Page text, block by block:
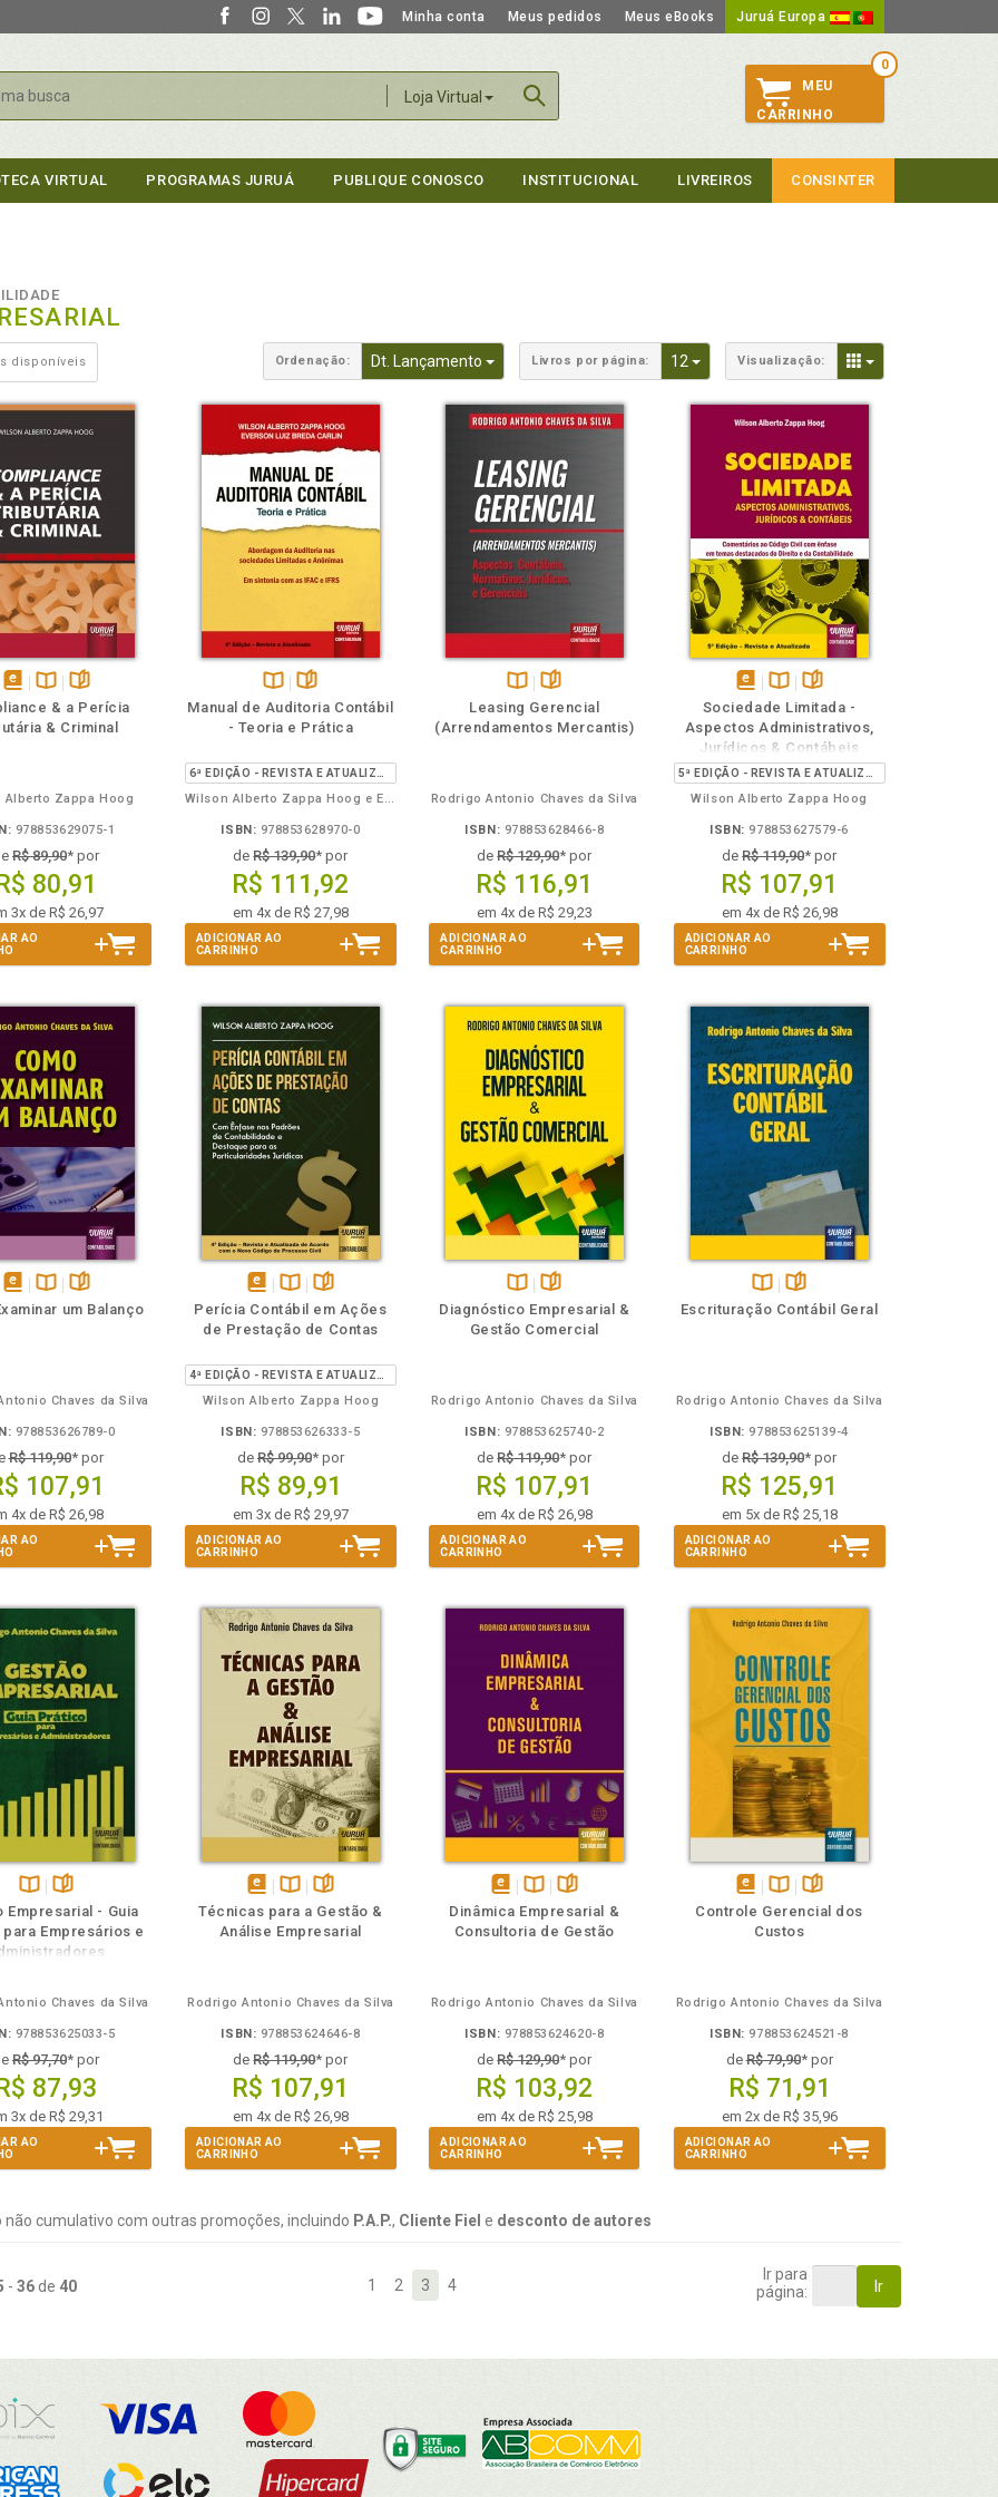
Minha conta Meus pedidos Meus eBooks Juruá Europa
Loja Virtual
0
MEU
CARRINHO
VIRTUAL PROGRAMAS JURUÁ PUBLIQUE CONOSCO INSTITUCIONAL LIVREIROS CONSINTER
disponíveis Ordenação: Dt. Lançamento Toggle Dropdown
Livros por página: 12 Toggle Dropdown
Visualização: Toggle Dropdown
disponível
em
Disponível
na
páginas
& a Perícia
& Criminal
Alberto Zappa Hoog
978853629075-1
R$ 89,90* por
R$ 80,91
3x de R$ 26,97
AO
Disponível
na
páginas
Manual de Auditoria Contábil
- Teoria e Prática
Wilson Alberto Zappa Hoog e Everson Luiz Breda Carlin
ISBN: 978853628970-0
deR$ 139,90* por
R$ 111,92
em 4x de R$ 27,98
ADICIONAR AO
CARRINHO
Disponível
na
páginas
Leasing Gerencial
(Arrendamentos Mercantis)
Rodrigo Antonio Chaves da Silva
ISBN: 978853628466-8
deR$ 129,90* por
R$ 116,91
em 4x de R$ 29,23
ADICIONAR AO
CARRINHO
disponível
em
eBook
Disponível
na
B.V.
Folheie
páginas
Sociedade Limitada -
Aspectos Administrativos,
Jurídicos & Contábeis
Wilson Alberto Zappa Hoog
ISBN: 978853627579-6
deR$ 119,90* por
R$ 107,91
em 4x de R$ 26,98
ADICIONAR AO
CARRINHO
disponívelDisponível
páginas
um Balanço
Chaves da Silva
978853626789-0
R$ 119,90* por
107,91
4x de R$ 26,98
AO
disponível
em
Disponível
na
páginas
Perícia Contábil em Ações
de Prestação de Contas
Wilson Alberto Zappa Hoog
ISBN: 978853626333-5
de R$ 99,90* por
R$ 89,91
em 3x de R$ 29,97
ADICIONAR AO
CARRINHO
Disponível
na
páginas
Diagnóstico Empresarial &
Gestão Comercial
Rodrigo Antonio Chaves da Silva
ISBN: 978853625740-2
deR$ 119,90* por
R$ 107,91
em 4x de R$ 26,98
ADICIONAR AO
CARRINHO
Disponível
Folheie
páginas
Escrituração Contábil Geral
Rodrigo Antonio Chaves da Silva
ISBN: 978853625139-4
deR$ 139,90* por
R$ 125,91
em 5x de R$ 25,18
ADICIONAR AO
CARRINHO
Disponível
na
B.V.
páginas
Empresarial - Guia
Empresários e
Chaves da Silva
978853625033-5
R$ 97,70* por
R$ 87,93
3x de R$ 29,31
AO
disponível
em
Disponível
na
páginas
Técnicas para a Gestão &
Análise Empresarial
Rodrigo Antonio Chaves da Silva
ISBN: 978853624646-8
deR$ 119,90* por
R$ 107,91
em 4x de R$ 26,98
ADICIONAR AO
CARRINHO
disponível
em
Disponível
na
páginas
Dinâmica Empresarial &
Consultoria de Gestão
Rodrigo Antonio Chaves da Silva
ISBN: 978853624620-8
deR$ 129,90* por
R$ 103,92
em 4x de R$ 25,98
ADICIONAR AO
CARRINHO
disponível
em
Também
Disponível
na
Folheie
páginas
Controle Gerencial dos
Custos
Rodrigo Antonio Chaves da Silva
ISBN: 978853624521-8
deR$ 79,90* por
R$ 71,91
em 2x de R$ 35,96
ADICIONAR AO
CARRINHO
não cumulativo com outras promoções, incluindo P.A.P., Cliente Fiel e desconto de autores
- 36de 40 1 2 3 4
Ir para
página:
Ir